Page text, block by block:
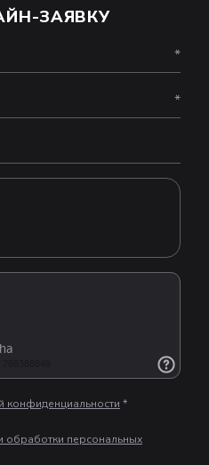
ЗАЯВКУ
*
*
конфиденциальности *
обработки персональных